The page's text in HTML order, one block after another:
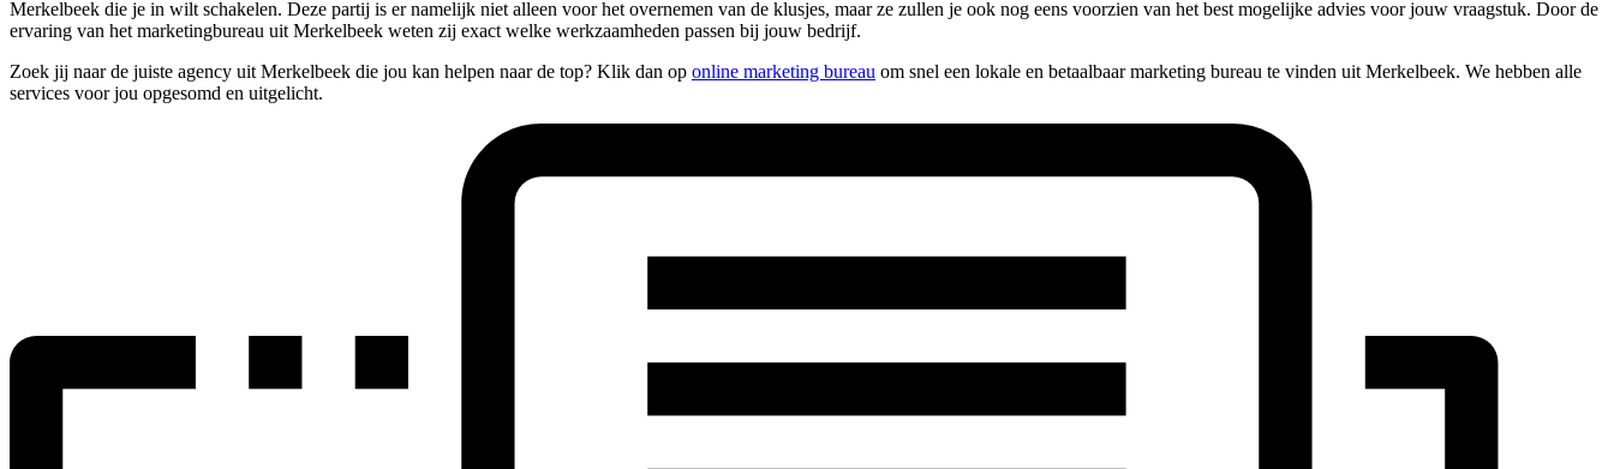
Merkelbeek die je in wilt schakelen. Deze partij is er namelijk niet alleen voor het overnemen van de klusjes, maar ze zullen je ook nog eens voorzien van het best mogelijke advies voor jouw vraagstuk. Door de
ervaring van het marketingbureau uit Merkelbeek weten zij exact welke werkzaamheden passen bij jouw bedrijf.
Zoek jij naar de juiste agency uit Merkelbeek die jou kan helpen naar de top? Klik dan op online marketing bureau om snel een lokale en betaalbaar marketing bureau te vinden uit Merkelbeek. We hebben alle
services voor jou opgesomd en uitgelicht.